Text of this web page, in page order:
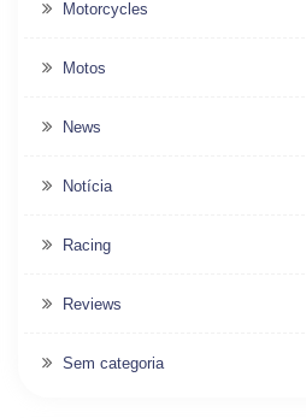
Motorcycles
Motos
News
Notícia
Racing
Reviews
Sem categoria